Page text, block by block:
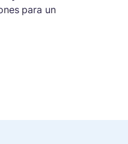
para un